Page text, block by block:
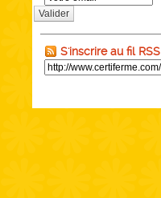
Valider
S'inscrire au fil RSS